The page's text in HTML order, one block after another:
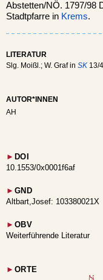
Abstetten/NÖ. 1797/98
Stadtpfarre in Krems.
LITERATUR
Slg. Moißl.; W. Graf in SK 13/
AUTOR*INNEN
AH
► DOI
10.1553/0x0001f6af
► GND
Altbart,Josef: 103380021X
► OBV
Weiterführende Literatur
► ORTE